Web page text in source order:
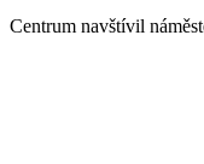
Centrum navštívil